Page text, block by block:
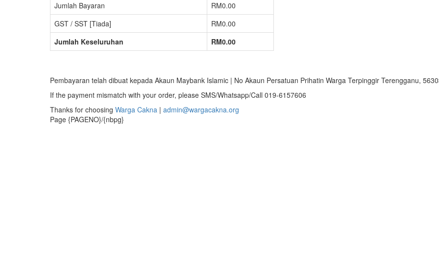
Jumlah Bayaran
RM0.00
GST / SST [Tiada]
RM0.00
Jumlah Keseluruhan
RM0.00
Pembayaran telah dibuat kepada Akaun Maybank Islamic | No Akaun Persatuan Prihatin Warga Terpinggir Terengganu,
If the payment mismatch with your order, please SMS/Whatsapp/Call 019-6157606
Thanks for choosing Warga Cakna | admin@wargacakna.org
Page {PAGENO}/{nbpg}